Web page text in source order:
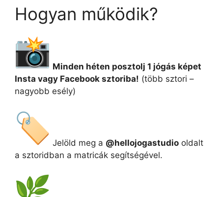
Hogyan működik?
Minden héten posztolj 1 jógás képet
Insta vagy Facebook sztoriba! (több sztori –
nagyobb esély)
Jelöld meg a @hellojogastudio oldalt
a sztoridban a matricák segítségével.